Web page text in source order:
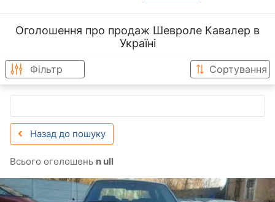
Оголошення про продаж Шевроле Кавалер в
Україні
Фільтр Сортування
Назад до пошуку
Всього оголошень n ull